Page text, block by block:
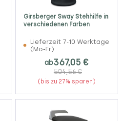
Girsberger Sway Stehhilfe in
verschiedenen Farben
Lieferzeit 7-10 Werktage
(Mo-Fr)
ab367,05 €
504,56 €
(bis zu 27% sparen)